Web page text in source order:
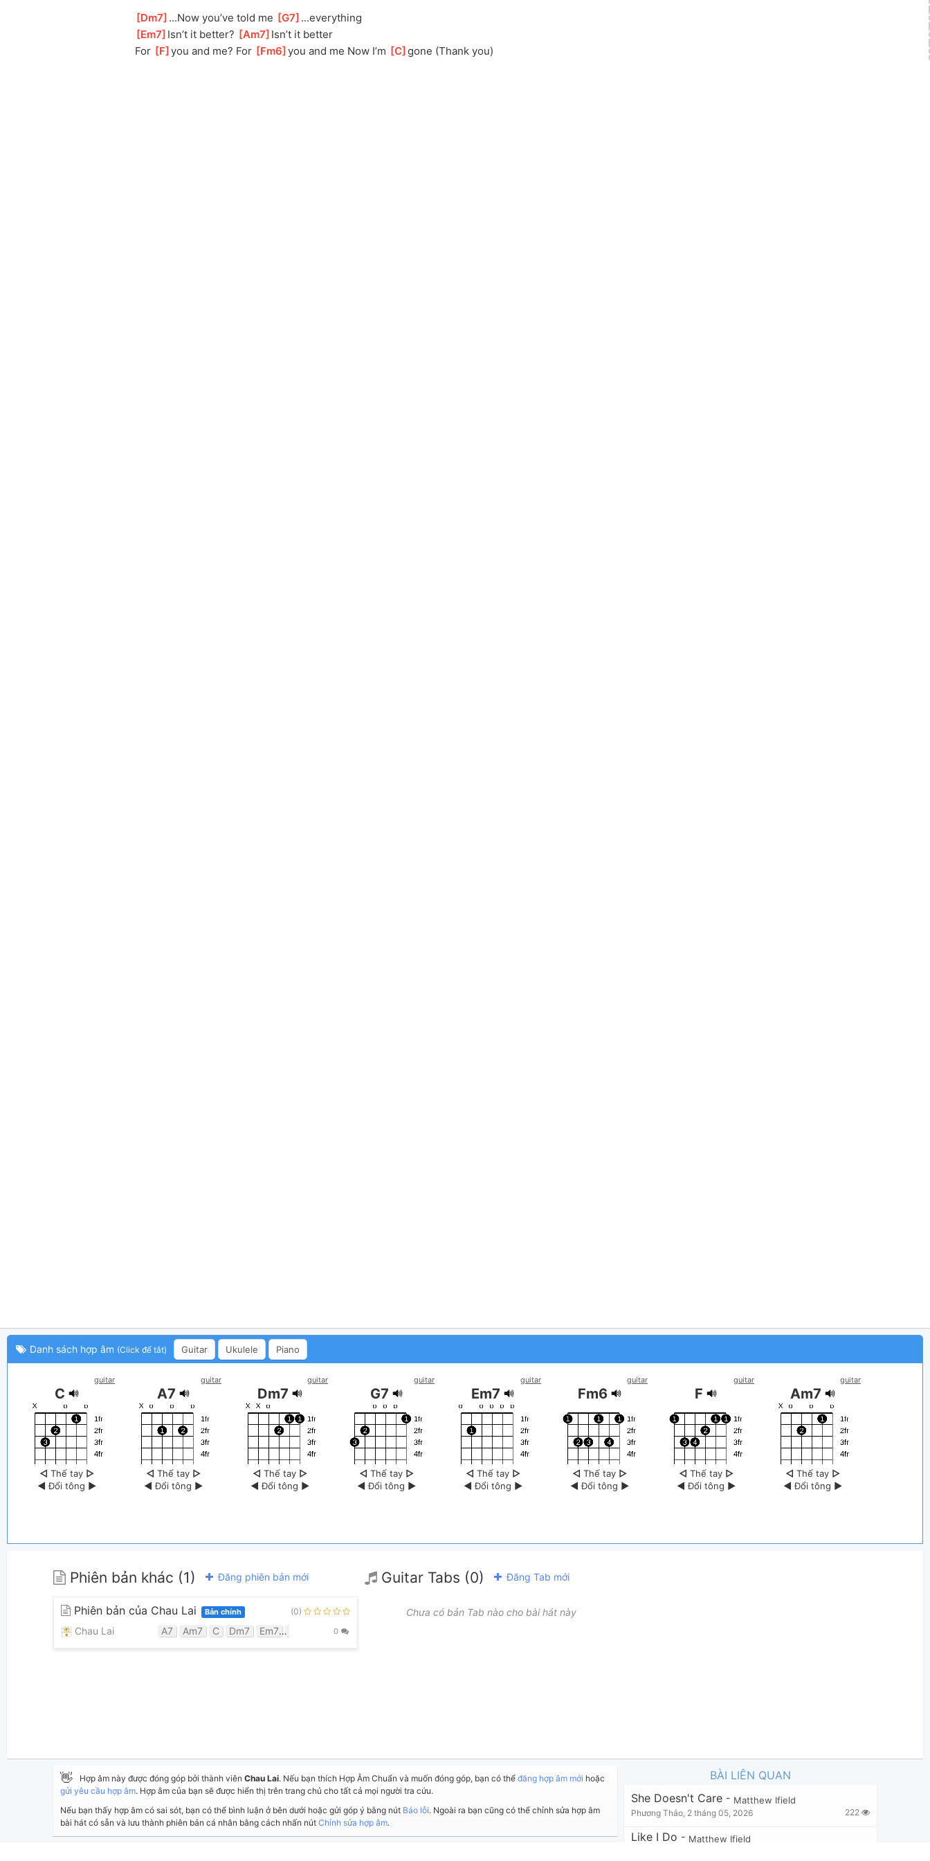
Dm7 ]...Now you’ve told me G7 ]...everything
Em7 ]Isn’t it better? Am7 ]Isn’t it better
For
F ]
you and me? For Fm6 ]
you and me Now I’m C ]
gone (Thank you)
Danh sách hợp âm (Click để tắt) Guitar Ukulele Piano
guitar
C
◁ Thế tay ▷
◀ Đổi tông ▶
guitar
A7
◁ Thế tay ▷
◀ Đổi tông ▶
guitar
Dm7
◁ Thế tay ▷
◀ Đổi tông ▶
guitar
G7
◁ Thế tay ▷
◀ Đổi tông ▶
guitar
Em7
◁ Thế tay ▷
◀ Đổi tông ▶
guitar
Fm6
◁ Thế tay ▷
◀ Đổi tông ▶
guitar
F
◁ Thế tay ▷
◀ Đổi tông ▶
guitar
Am7
◁ Thế tay ▷
◀ Đổi tông ▶
Phiên bản khác (1) Đăng phiên bản mới
Phiên bản của Chau Lai Bản chính (0)
Chau Lai A7 Am7 C Dm7 Em7 G7
0
Guitar Tabs (0) Đăng Tab mới
Chưa có bản Tab nào cho bài hát này
👋 Hợp âm này được đóng góp bởi thành viên Chau Lai. Nếu bạn thích Hợp Âm Chuẩn và muốn đóng góp, bạn có thể đăng hợp âm mới hoặc
gửi yêu cầu hợp âm. Hợp âm của bạn sẽ được hiển thị trên trang chủ cho tất cả mọi người tra cứu.
Nếu bạn thấy hợp âm có sai sót, bạn có thể bình luận ở bên dưới hoặc gửi góp ý bằng nút Báo lỗi. Ngoài ra bạn cũng có thể chỉnh sửa hợp âm
bài hát có sẵn và lưu thành phiên bản cá nhân bằng cách nhấn nút Chỉnh sửa hợp âm.
BÀI LIÊN QUAN
She Doesn't Care - Matthew Ifield
Phương Thảo, 2 tháng 05, 2026 222
Like I Do - Matthew Ifield